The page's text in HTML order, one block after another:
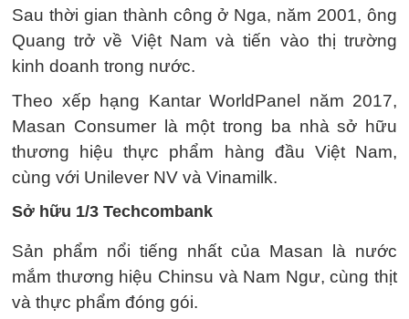
Sau thời gian thành công ở Nga, năm 2001, ông
Quang trở về Việt Nam và tiến vào thị trường
kinh doanh trong nước.
Theo xếp hạng Kantar WorldPanel năm 2017,
Masan Consumer là một trong ba nhà sở hữu
thương hiệu thực phẩm hàng đầu Việt Nam,
cùng với Unilever NV và Vinamilk.
Sở hữu 1/3 Techcombank
Sản phẩm nổi tiếng nhất của Masan là nước
mắm thương hiệu Chinsu và Nam Ngư, cùng thịt
và thực phẩm đóng gói.